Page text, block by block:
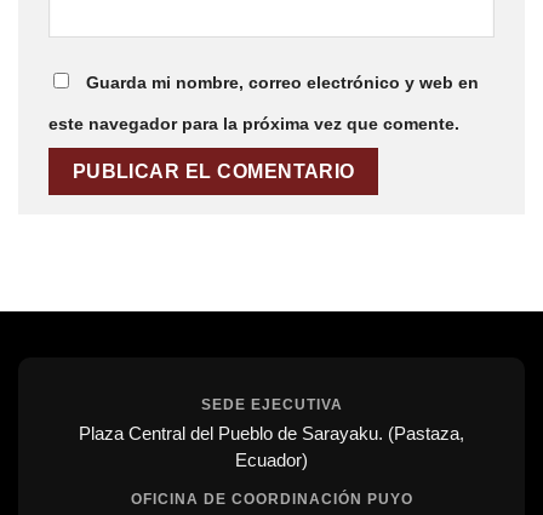
Guarda mi nombre, correo electrónico y web en
este navegador para la próxima vez que comente.
SEDE EJECUTIVA
Plaza Central del Pueblo de Sarayaku. (Pastaza,
Ecuador)
OFICINA DE COORDINACIÓN PUYO